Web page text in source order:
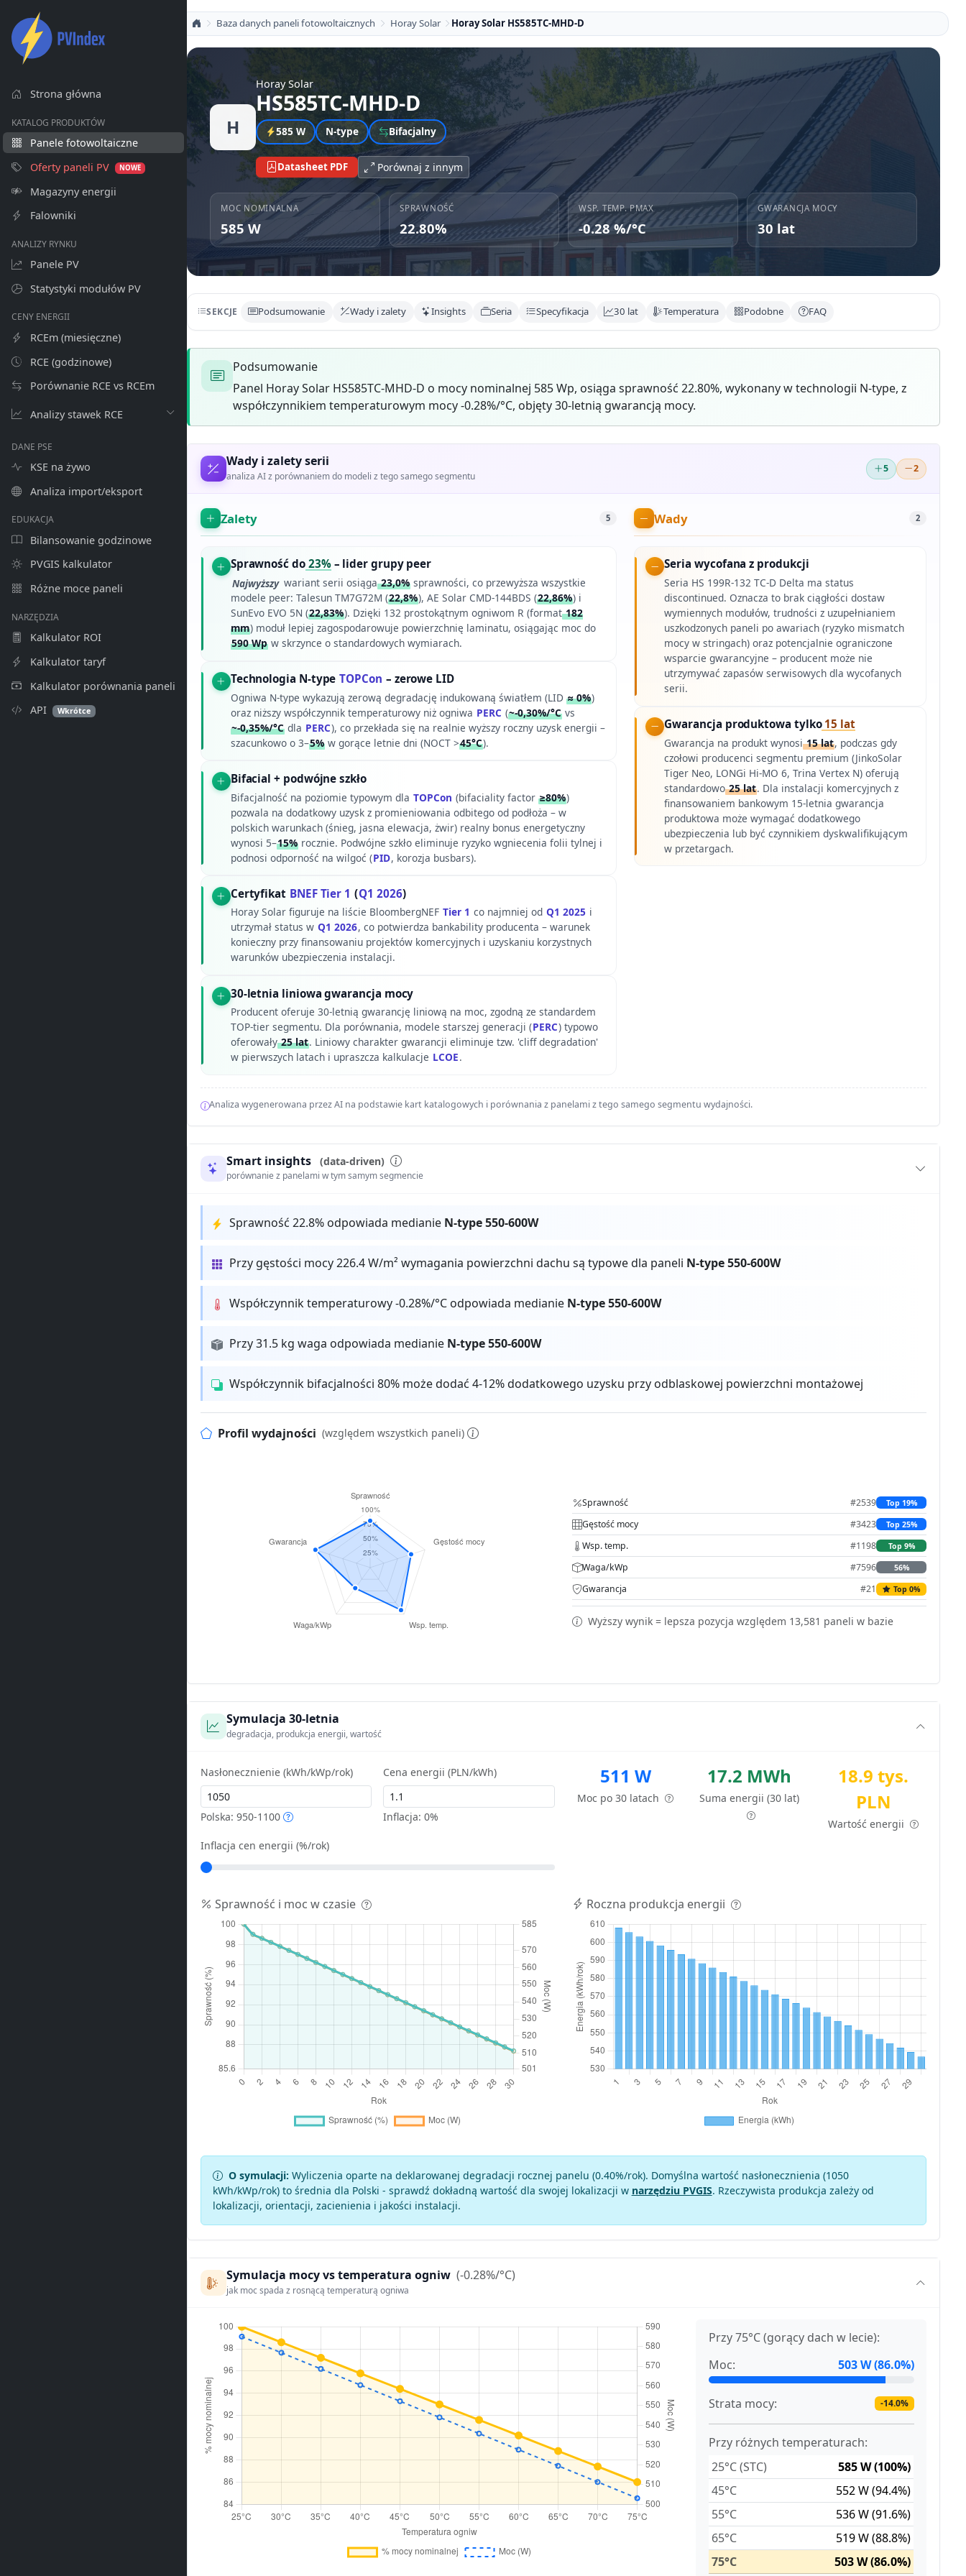
Strona główna
KATALOG PRODUKTÓW
Panele fotowoltaiczne
Oferty paneli PV
NOWE
Magazyny energii
Falowniki
ANALIZY RYNKU
Panele PV
Statystyki modułów PV
CENY ENERGII
RCEm (miesięczne)
RCE (godzinowe)
Porównanie RCE vs RCEm
Analizy stawek RCE
DANE PSE
KSE na żywo
Analiza import/eksport
EDUKACJA
Bilansowanie godzinowe
PVGIS kalkulator
Różne moce paneli
NARZĘDZIA
Kalkulator ROI
Kalkulator taryf
Kalkulator porównania paneli
API
Wkrótce
Baza danych paneli fotowoltaicznych Horay Solar Horay Solar HS585TC-MHD-D
H
Horay Solar
HS585TC-MHD-D
585 W N-type Bifacjalny
Datasheet PDF Porównaj z innym
MOC NOMINALNA
585 W
SPRAWNOŚĆ
22.80%
WSP. TEMP. PMAX
-0.28 %/°C
GWARANCJA MOCY
30 lat
SEKCJE Podsumowanie Wady i zalety Insights Seria Specyfikacja 30 lat Temperatura Podobne FAQ
Podsumowanie
Panel Horay Solar HS585TC-MHD-D o mocy nominalnej 585 Wp, osiąga sprawność 22.80%, wykonany w technologii N-type, z
współczynnikiem temperaturowym mocy -0.28%/°C, objęty 30-letnią gwarancją mocy.
Wady i zalety serii
analiza AI z porównaniem do modeli z tego samego segmentu
5 2
Zalety 5
Sprawność do23%– lider grupy peer
Najwyższy wariant serii osiąga23,0%sprawności, co przewyższa wszystkie
modele peer: Talesun TM7G72M (22,8%), AE Solar CMD-144BDS (22,86%) i
SunEvo EVO 5N (22,83%). Dzięki 132 prostokątnym ogniwom R (format182
mm) moduł lepiej zagospodarowuje powierzchnię laminatu, osiągając moc do
590 Wpw skrzynce o standardowych wymiarach.
Technologia N-type TOPCon – zerowe LID
Ogniwa N-type wykazują zerową degradację indukowaną światłem (LID ≈ 0%)
oraz niższy współczynnik temperaturowy niż ogniwa PERC (~-0,30%/°Cvs
~-0,35%/°Cdla PERC), co przekłada się na realnie wyższy roczny uzysk energii –
szacunkowo o 3–5%w gorące letnie dni (NOCT >45°C).
Bifacial + podwójne szkło
Bifacjalność na poziomie typowym dla TOPCon (bifaciality factor ≥80%)
pozwala na dodatkowy uzysk z promieniowania odbitego od podłoża – w
polskich warunkach (śnieg, jasna elewacja, żwir) realny bonus energetyczny
wynosi 5–15%rocznie. Podwójne szkło eliminuje ryzyko wgniecenia folii tylnej i
podnosi odporność na wilgoć (PID, korozja busbars).
Certyfikat BNEF Tier 1 (Q1 2026)
Horay Solar figuruje na liście BloombergNEF Tier 1 co najmniej od Q1 2025 i
utrzymał status w Q1 2026, co potwierdza bankability producenta – warunek
konieczny przy finansowaniu projektów komercyjnych i uzyskaniu korzystnych
warunków ubezpieczenia instalacji.
30-letnia liniowa gwarancja mocy
Producent oferuje 30-letnią gwarancję liniową na moc, zgodną ze standardem
TOP-tier segmentu. Dla porównania, modele starszej generacji (PERC) typowo
oferowały25 lat. Liniowy charakter gwarancji eliminuje tzw. 'cliff degradation'
w pierwszych latach i upraszcza kalkulacje LCOE.
Wady 2
Seria wycofana z produkcji
Seria HS 199R-132 TC-D Delta ma status
discontinued. Oznacza to brak ciągłości dostaw
wymiennych modułów, trudności z uzupełnianiem
uszkodzonych paneli po awariach (ryzyko mismatch
mocy w stringach) oraz potencjalnie ograniczone
wsparcie gwarancyjne – producent może nie
utrzymywać zapasów serwisowych dla wycofanych
serii.
Gwarancja produktowa tylko15 lat
Gwarancja na produkt wynosi15 lat, podczas gdy
czołowi producenci segmentu premium (JinkoSolar
Tiger Neo, LONGi Hi-MO 6, Trina Vertex N) oferują
standardowo25 lat. Dla instalacji komercyjnych z
finansowaniem bankowym 15-letnia gwarancja
produktowa może wymagać dodatkowego
ubezpieczenia lub być czynnikiem dyskwalifikującym
w przetargach.
Analiza wygenerowana przez AI na podstawie kart katalogowych i porównania z panelami z tego samego segmentu wydajności.
Smart insights (data-driven)
porównanie z panelami w tym samym segmencie
Sprawność 22.8% odpowiada medianie N-type 550-600W
Przy gęstości mocy 226.4 W/m² wymagania powierzchni dachu są typowe dla paneli N-type 550-600W
Współczynnik temperaturowy -0.28%/°C odpowiada medianie N-type 550-600W
Przy 31.5 kg waga odpowiada medianie N-type 550-600W
Współczynnik bifacjalności 80% może dodać 4-12% dodatkowego uzysku przy odblaskowej powierzchni montażowej
Profil wydajności (względem wszystkich paneli)
Sprawność #2539 Top 19%
Gęstość mocy #3423 Top 25%
Wsp. temp. #1198 Top 9%
Waga/kWp #7596 56%
Gwarancja #21 Top 0%
Wyższy wynik = lepsza pozycja względem 13,581 paneli w bazie
Symulacja 30-letnia
degradacja, produkcja energii, wartość
Nasłonecznienie (kWh/kWp/rok)
Polska: 950-1100
Cena energii (PLN/kWh)
Inflacja:0%
Inflacja cen energii (%/rok)
511 W
Moc po 30 latach
17.2 MWh
Suma energii (30 lat)
18.9 tys.
PLN
Wartość energii
Sprawność i moc w czasie Roczna produkcja energii
O symulacji: Wyliczenia oparte na deklarowanej degradacji rocznej panelu (0.40%/rok). Domyślna wartość nasłonecznienia (1050
kWh/kWp/rok) to średnia dla Polski - sprawdź dokładną wartość dla swojej lokalizacji w narzędziu PVGIS. Rzeczywista produkcja zależy od
lokalizacji, orientacji, zacienienia i jakości instalacji.
Symulacja mocy vs temperatura ogniw (-0.28%/°C)
jak moc spada z rosnącą temperaturą ogniwa
Przy 75°C (gorący dach w lecie):
Moc:
503 W (86.0%)
Strata mocy: -14.0%
Przy różnych temperaturach:
25°C (STC)
585 W (100%)
45°C
552 W (94.4%)
55°C
536 W (91.6%)
65°C
519 W (88.8%)
75°C
503 W (86.0%)